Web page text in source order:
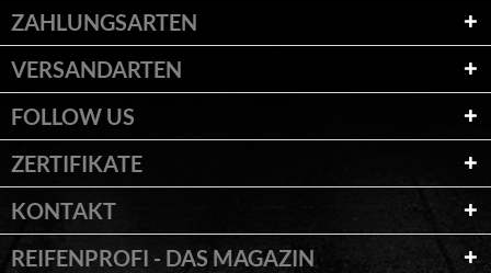
ZAHLUNGSARTEN
VERSANDARTEN
FOLLOW US
ZERTIFIKATE
KONTAKT
REIFENPROFI - DAS MAGAZIN